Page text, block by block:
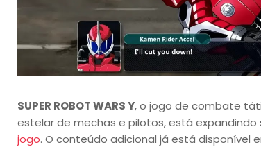
SUPER ROBOT WARS Y, o jogo de combate
estelar de mechas e pilotos, está expandindo
jogo. O conteúdo adicional já está disponível